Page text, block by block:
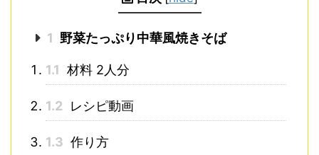
1 野菜たっぷり中華風焼きそば
1.1 材料 2人分
1.2 レシピ動画
1.3 作り方